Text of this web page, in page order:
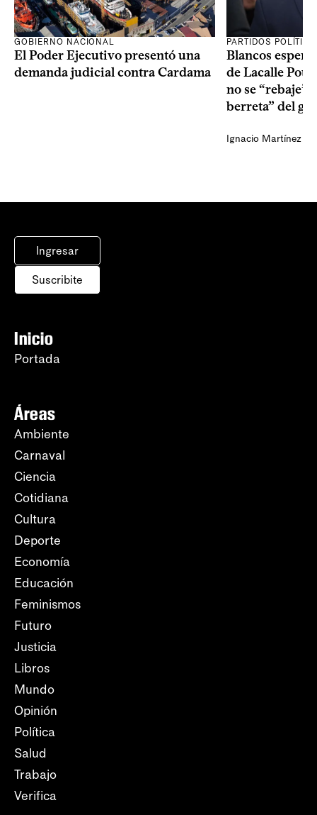
GOBIERNO NACIONAL
El Poder Ejecutivo presentó una
demanda judicial contra Cardama
PARTIDOS
Blancos
de Lacalle Pou
no se “rebaje”
berreta” del
Ignacio Martínez
Ingresar
Suscribite
Inicio
Portada
Áreas
Ambiente
Carnaval
Ciencia
Cotidiana
Cultura
Deporte
Economía
Educación
Feminismos
Futuro
Justicia
Libros
Mundo
Opinión
Política
Salud
Trabajo
Verifica